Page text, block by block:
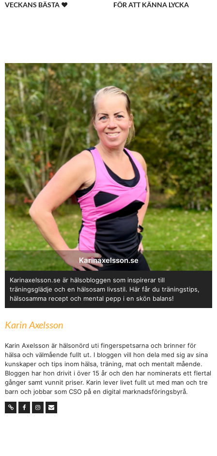
VECKANS BÄSTA ♥
FÖR ATT KÄNNA LYCKA
Karinaxelsson.se
Karinaxelsson.se är hälsobloggen som inspirerar till
träningsglädje och en hälsosam livsstil. Här får du träningstips,
hälsosamma recept och mental pepp i en skön balans!
Karin Axelsson
Karin Axelsson är hälsonörd uti fingerspetsarna och brinner för
hälsa och välmående fullt ut. I bloggen vill hon dela med sig av sina
kunskaper och tips inom hälsa, träning, mat och mentalt mående.
Bloggen har hon drivit i över 15 år och den har nominerats ett flertal
gånger samt vunnit priser. Karin lever livet fullt ut med man och tre
barn och jobbar som CSO på en digital marknadsföringsbyrå.